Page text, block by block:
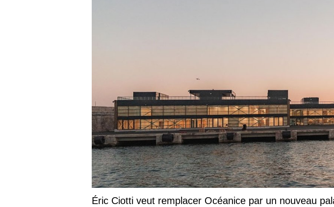
Éric Ciotti veut remplacer Océanice par un nouveau